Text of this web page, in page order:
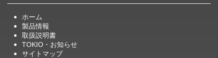
ホーム
製品情報
取扱説明書
TOKIO・お知らせ
サイトマップ